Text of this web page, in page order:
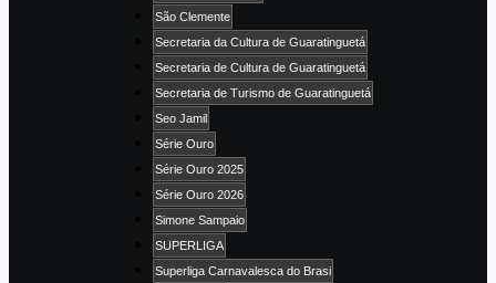
São Clemente
Secretaria da Cultura de Guaratinguetá
Secretaria de Cultura de Guaratinguetá
Secretaria de Turismo de Guaratinguetá
Seo Jamil
Série Ouro
Série Ouro 2025
Série Ouro 2026
Simone Sampaio
SUPERLIGA
Superliga Carnavalesca do Brasi